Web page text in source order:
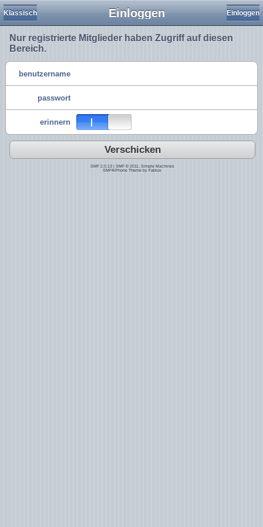
Einloggen
Klassisch Einloggen
Nur registrierte Mitglieder haben Zugriff auf diesen
Bereich.
benutzername
passwort
erinnern
Verschicken
SMF 2.0.13| SMF © 2011
Simple Machines
SMF4iPhone Theme by Fabius